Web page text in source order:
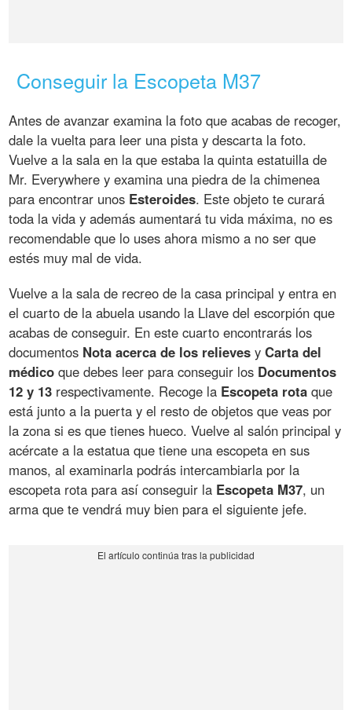
Conseguir la Escopeta M37
Antes de avanzar examina la foto que acabas de recoger,
dale la vuelta para leer una pista y descarta la foto.
Vuelve a la sala en la que estaba la quinta estatuilla de
Mr. Everywhere y examina una piedra de la chimenea
para encontrar unos Esteroides. Este objeto te curará
toda la vida y además aumentará tu vida máxima, no es
recomendable que lo uses ahora mismo a no ser que
estés muy mal de vida.
Vuelve a la sala de recreo de la casa principal y entra en
el cuarto de la abuela usando la Llave del escorpión que
acabas de conseguir. En este cuarto encontrarás los
documentos Nota acerca de los relieves yCarta del
médico que debes leer para conseguir los Documentos
12 y 13 respectivamente. Recoge la Escopeta rota que
está junto a la puerta y el resto de objetos que veas por
la zona si es que tienes hueco. Vuelve al salón principal y
acércate a la estatua que tiene una escopeta en sus
manos, al examinarla podrás intercambiarla por la
escopeta rota para así conseguir la Escopeta M37, un
arma que te vendrá muy bien para el siguiente jefe.